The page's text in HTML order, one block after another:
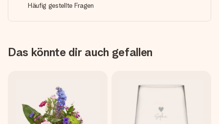
Häufig gestellte Fragen
Das könnte dir auch gefallen